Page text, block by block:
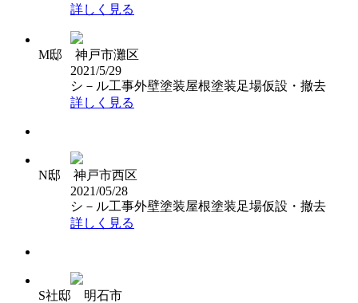
詳しく見る
M邸 神戸市灘区
2021/5/29
シ－ル工事外壁塗装屋根塗装足場仮設・撤去
詳しく見る
N邸 神戸市西区
2021/05/28
シ－ル工事外壁塗装屋根塗装足場仮設・撤去
詳しく見る
S社邸 明石市